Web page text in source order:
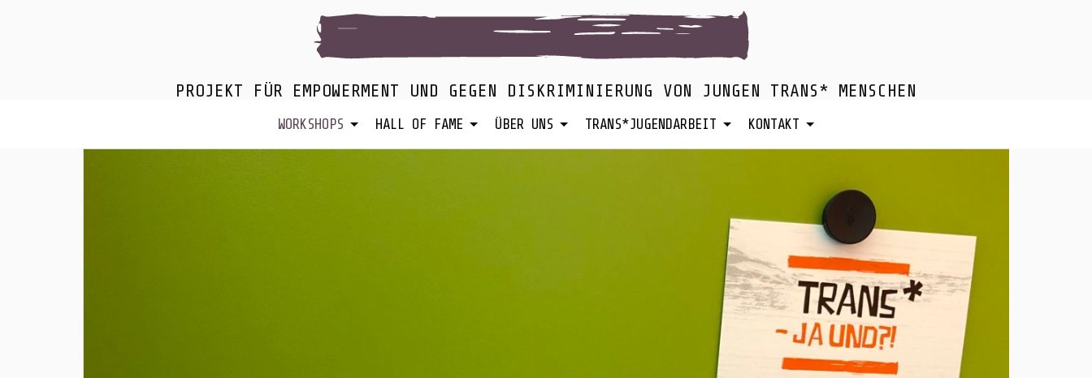
PROJEKT FÜR EMPOWERMENT UND GEGEN DISKRIMINIERUNG VON JUNGEN TRANS* MENSCHEN
WORKSHOPS HALL OF FAME ÜBER UNS TRANS*JUGENDARBEIT KONTAKT